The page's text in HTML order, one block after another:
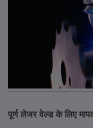
पूर्ण लेजर वेल्ड के लिए